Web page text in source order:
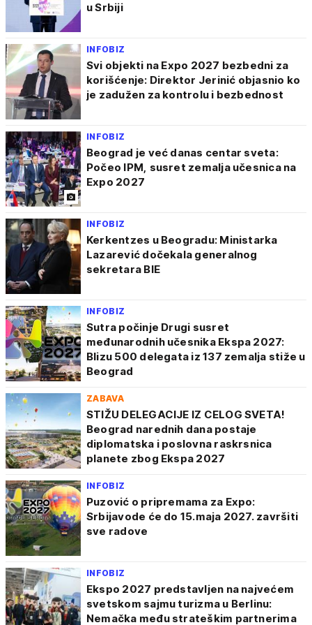
u Srbiji
INFOBIZ
Svi objekti na Expo 2027 bezbedni za
korišćenje: Direktor Jerinić objasnio ko
je zadužen za kontrolu i bezbednost
INFOBIZ
Beograd je već danas centar sveta:
Počeo IPM, susret zemalja učesnica na
Expo 2027
INFOBIZ
Kerkentzes u Beogradu: Ministarka
Lazarević dočekala generalnog
sekretara BIE
INFOBIZ
Sutra počinje Drugi susret
međunarodnih učesnika Ekspa 2027:
Blizu 500 delegata iz 137 zemalja stiže u
Beograd
ZABAVA
STIŽU DELEGACIJE IZ CELOG SVETA!
Beograd narednih dana postaje
diplomatska i poslovna raskrsnica
planete zbog Ekspa 2027
INFOBIZ
Puzović o pripremama za Expo:
Srbijavode će do 15.maja 2027. završiti
sve radove
INFOBIZ
Ekspo 2027 predstavljen na najvećem
svetskom sajmu turizma u Berlinu:
Nemačka među strateškim partnerima